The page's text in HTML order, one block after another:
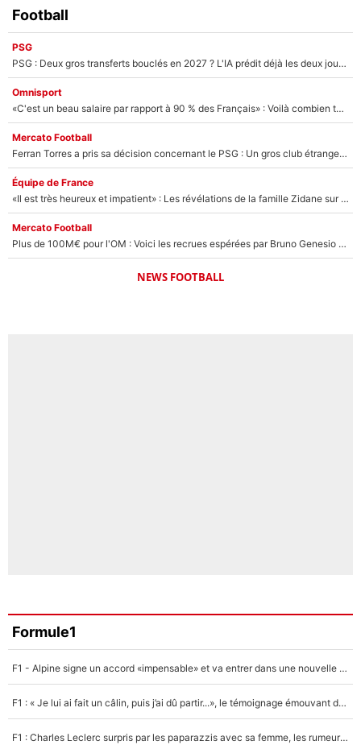
Football
PSG
PSG : Deux gros transferts bouclés en 2027 ? L'IA prédit déjà les deux joueurs qui pourraient rejoindre Luis Enrique !
Omnisport
«C'est un beau salaire par rapport à 90 % des Français» : Voilà combien touchait Nelson Monfort sur France Télévisions avant de rejoindre CNews
Mercato Football
Ferran Torres a pris sa décision concernant le PSG : Un gros club étranger prêt à relancer le feuilleton pour la signature du champion du monde 2026 !
Équipe de France
«Il est très heureux et impatient» : Les révélations de la famille Zidane sur sa prise de pouvoir en équipe de France !
Mercato Football
Plus de 100M€ pour l'OM : Voici les recrues espérées par Bruno Genesio et Grégory Lorenzi après l’opération dégraissage
NEWS FOOTBALL
Formule1
F1 - Alpine signe un accord «impensable» et va entrer dans une nouvelle dimension : Grande nouvelle pour Pierre Gasly !
F1 : « Je lui ai fait un câlin, puis j’ai dû partir...», le témoignage émouvant de Max Verstappen sur sa fille
F1 : Charles Leclerc surpris par les paparazzis avec sa femme, les rumeurs étaient vraies !